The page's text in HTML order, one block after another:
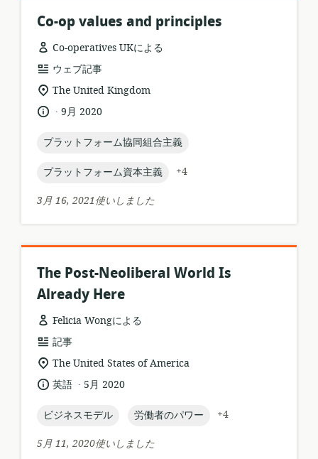
Co-op values and principles
Co-operatives UKによる
リ
ソ
ー
ス
ォ
マ
ト:
ウェブ記事
関
る
ロ
ケ
ー
シ
ン:
The United Kingdom
言
.
公
日:
9月 2020
topic:
プラットフォーム協同組合主義
topic:
プラットフォーム資本主義
+4
3月 16, 2021使いしました
The Post-Neoliberal World Is
Already Here
Felicia Wongによる
リ
ソ
ー
ス
ォ
マ
記事
関
連
す
る
ロ
ケ
The United States of America
言 英語 .
公
日:
5月 2020
topic:
ビジネスモデル topic:
労働者のパワー
+4
5月 11, 2020使いしました